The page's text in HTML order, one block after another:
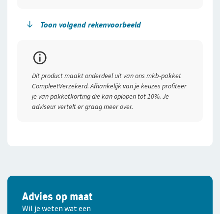
Bouw
Soort bedrijf
aannemingsbedrijf
Verzekerd bedrag inventaris
€ 250,- per gebeurtenis
Premie per maand (exclusief
Toon volgend rekenvoorbeeld
Dit product maakt onderdeel uit van ons mkb-pakket
CompleetVerzekerd. Afhankelijk van je keuzes profiteer
je van pakketkorting die kan oplopen tot 10%. Je
adviseur vertelt er graag meer over.
Advies op maat
Wil je weten wat een